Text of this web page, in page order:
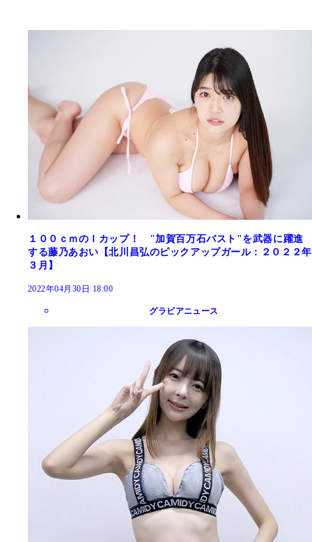
１００ｃｍのＩカップ！ "加賀百万石バスト"を武器に躍進
する藤乃あおい【北川昌弘のピックアップガール：２０２２年
３月】
2022年04月30日 18:00
グラビアニュース